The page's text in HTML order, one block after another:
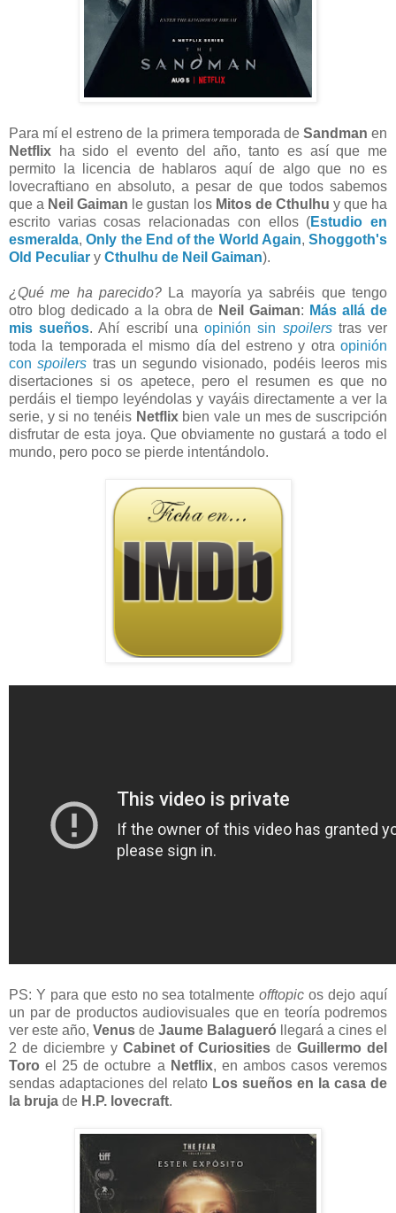
Para mí el estreno de la primera temporada de Sandman en
Netflix ha sido el evento del año, tanto es así que me
permito la licencia de hablaros aquí de algo que no es
lovecraftiano en absoluto, a pesar de que todos sabemos
que a Neil Gaiman le gustan los Mitos de Cthulhu y que ha
escrito varias cosas relacionadas con ellos (Estudio en
esmeralda,Only the End of the World Again, Shoggoth's
Old Peculiar y Cthulhu de Neil Gaiman).
¿Qué me ha parecido? La mayoría ya sabréis que tengo
otro blog dedicado a la obra de Neil Gaiman: Más allá de
mis sueños. Ahí escribí unaopinión sin spoilerstras ver
toda la temporada el mismo día del estreno y otra opinión
conspoilers tras un segundo visionado, podéis leeros mis
disertaciones si os apetece, pero el resumen es que no
perdáis el tiempo leyéndolas y vayáis directamente a ver la
serie, y si no tenéis Netflixbien vale un mes de suscripción
disfrutar de esta joya. Que obviamente no gustará a todo el
mundo, pero poco se pierde intentándolo.
PS: Y para que esto no sea totalmenteofftopic os dejo aquí
un par de productos audiovisuales que en teoría podremos
ver este año, Venus de Jaume Balagueró llegará a cines el
2 de diciembre y Cabinet of Curiosities deGuillermo del
Toro el 25 de octubre a Netflix, en ambos casos veremos
sendas adaptaciones del relato Los sueños en la casa de
la bruja de H.P. lovecraft.